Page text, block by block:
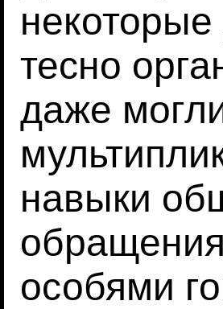
тесно
даже
навыки
особями